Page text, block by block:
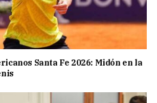
Santa Fe 2026: Midón en la